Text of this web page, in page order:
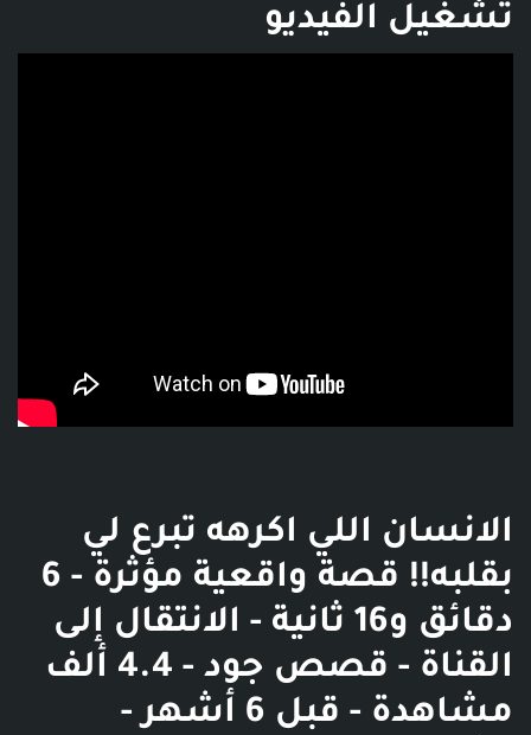
تشغيل الفيديو
الانسان اللي اكرهه تبرع لي
بقلبه!! قصة واقعية مؤثرة - 6
دقائق و16 ثانية - الانتقال إلى
القناة - قصص جود - 4.4 ألف
مشاهدة - قبل 6 أشهر -